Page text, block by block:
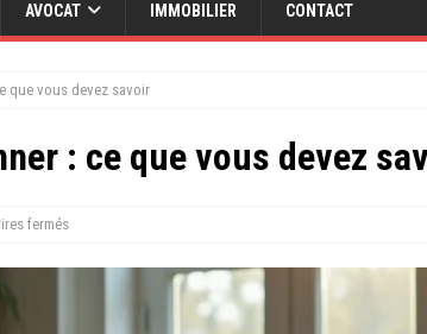
AVOCAT IMMOBILIER CONTACT
que vous devez savoir
: ce que vous devez
fermés